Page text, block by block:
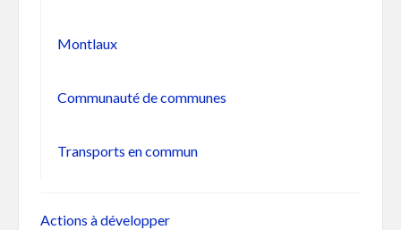
Montlaux
Communauté de communes
Transports en commun
Actions à développer